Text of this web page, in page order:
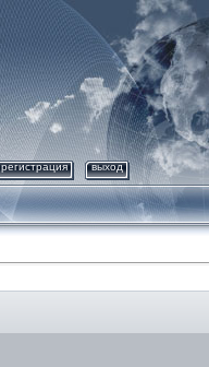
регистрация выход